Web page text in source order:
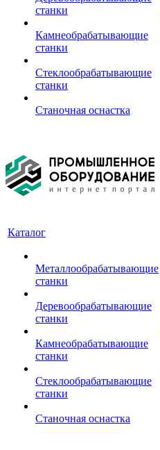
станки
Камнеобрабатывающие
станки
Стеклообрабатывающие
станки
Станочная оснастка
Каталог
Металлообрабатывающие
станки
Деревообрабатывающие
станки
Камнеобрабатывающие
станки
Стеклообрабатывающие
станки
Станочная оснастка